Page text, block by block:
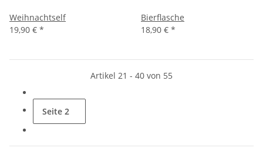
Weihnachtself
19,90 € *
Bierflasche
18,90 € *
Artikel 21 - 40 von 55
Seite 2